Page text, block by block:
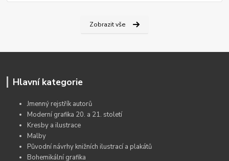
Zobrazit vše
Hlavní kategorie
Jmenný rejstřík autorů
Moderní grafika 20. a 21. století
Kresby a ilustrace
Malby
Původní návrhy knižních ilustrací a plakátů
Bohemikální grafika